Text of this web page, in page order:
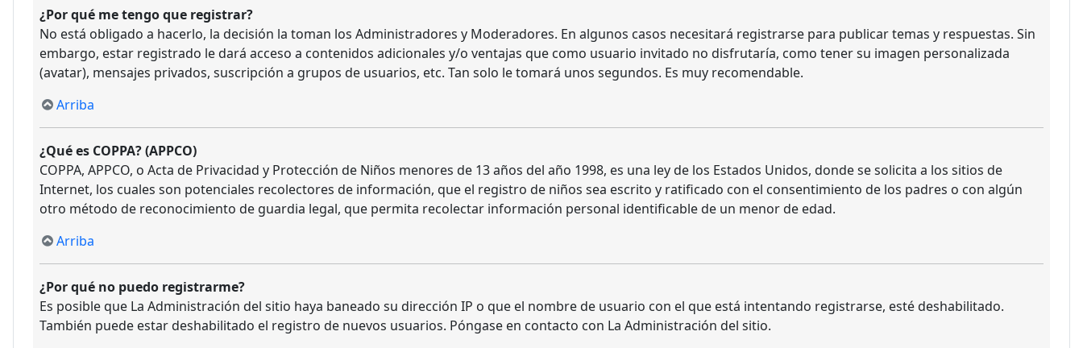
¿Por qué me tengo que registrar?
No está obligado a hacerlo, la decisión la toman los Administradores y Moderadores. En algunos casos necesitará registrarse para publicar temas y respuestas. Sin
embargo, estar registrado le dará acceso a contenidos adicionales y/o ventajas que como usuario invitado no disfrutaría, como tener su imagen personalizada
(avatar), mensajes privados, suscripción a grupos de usuarios, etc. Tan solo le tomará unos segundos. Es muy recomendable.
Arriba
¿Qué es COPPA? (APPCO)
COPPA, APPCO, o Acta de Privacidad y Protección de Niños menores de 13 años del año 1998, es una ley de los Estados Unidos, donde se solicita a los sitios de
Internet, los cuales son potenciales recolectores de información, que el registro de niños sea escrito y ratificado con el consentimiento de los padres o con algún
otro método de reconocimiento de guardia legal, que permita recolectar información personal identificable de un menor de edad.
Arriba
¿Por qué no puedo registrarme?
Es posible que La Administración del sitio haya baneado su dirección IP o que el nombre de usuario con el que está intentando registrarse, esté deshabilitado.
También puede estar deshabilitado el registro de nuevos usuarios. Póngase en contacto con La Administración del sitio.